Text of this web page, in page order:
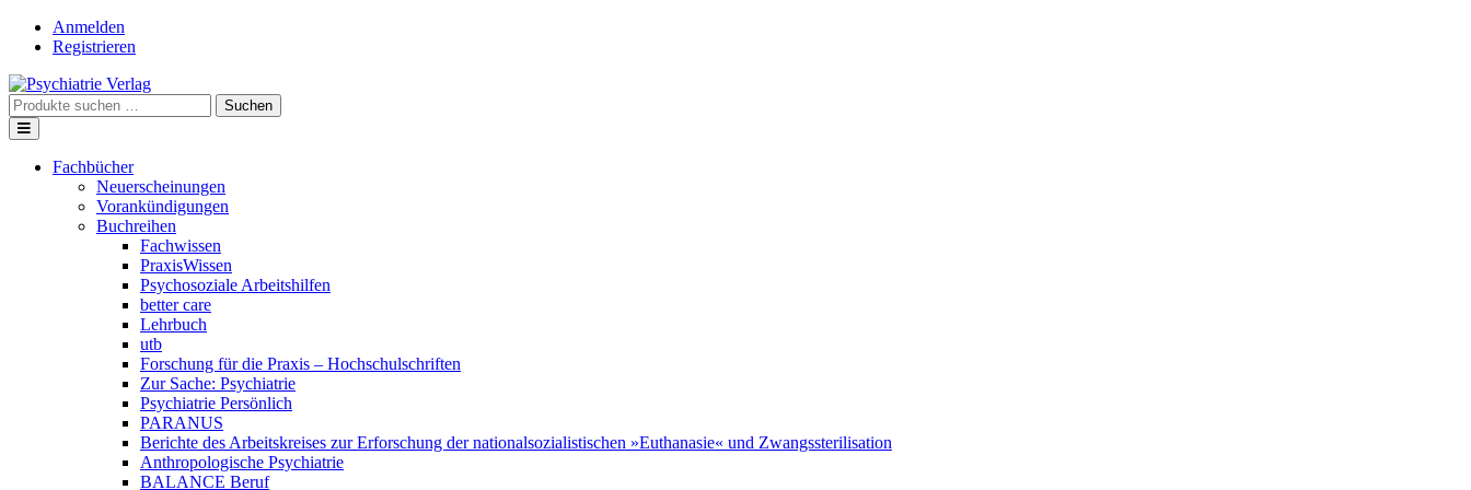
Skip
Anmelden
Registrieren
Suche
nach:
Suchen
Fachbücher
Neuerscheinungen
Vorankündigungen
Buchreihen
Fachwissen
PraxisWissen
Psychosoziale Arbeitshilfen
better care
Lehrbuch
utb
Forschung für die Praxis – Hochschulschriften
Zur Sache: Psychiatrie
Psychiatrie Persönlich
PARANUS
Berichte des Arbeitskreises zur Erforschung der nationalsozialistischen »Euthanasie« und Zwangssterilisation
Anthropologische Psychiatrie
BALANCE Beruf